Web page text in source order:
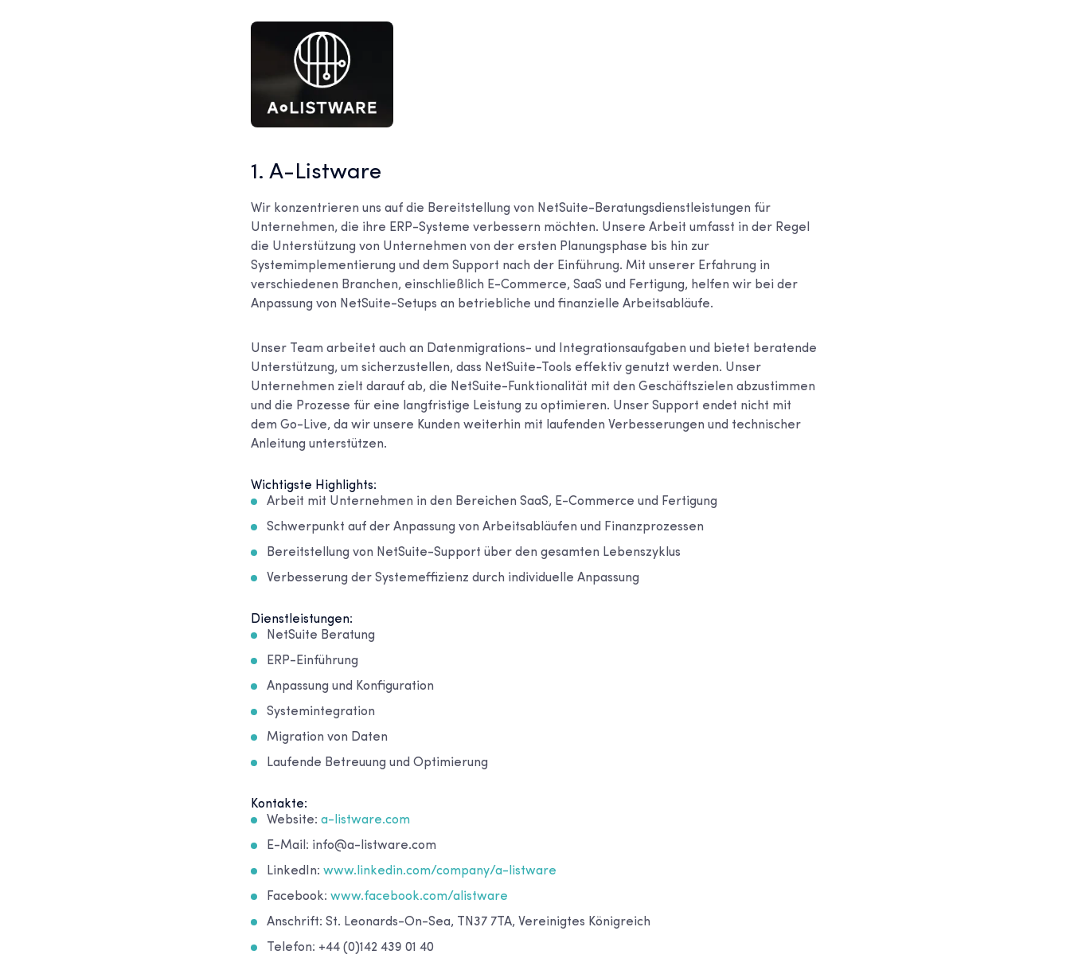
1. A-Listware
Wir konzentrieren uns auf die Bereitstellung von NetSuite-Beratungsdienstleistungen für
Unternehmen, die ihre ERP-Systeme verbessern möchten. Unsere Arbeit umfasst in der Regel
die Unterstützung von Unternehmen von der ersten Planungsphase bis hin zur
Systemimplementierung und dem Support nach der Einführung. Mit unserer Erfahrung in
verschiedenen Branchen, einschließlich E-Commerce, SaaS und Fertigung, helfen wir bei der
Anpassung von NetSuite-Setups an betriebliche und finanzielle Arbeitsabläufe.
Unser Team arbeitet auch an Datenmigrations- und Integrationsaufgaben und bietet beratende
Unterstützung, um sicherzustellen, dass NetSuite-Tools effektiv genutzt werden. Unser
Unternehmen zielt darauf ab, die NetSuite-Funktionalität mit den Geschäftszielen abzustimmen
und die Prozesse für eine langfristige Leistung zu optimieren. Unser Support endet nicht mit
dem Go-Live, da wir unsere Kunden weiterhin mit laufenden Verbesserungen und technischer
Anleitung unterstützen.
Wichtigste Highlights:
Arbeit mit Unternehmen in den Bereichen SaaS, E-Commerce und Fertigung
Schwerpunkt auf der Anpassung von Arbeitsabläufen und Finanzprozessen
Bereitstellung von NetSuite-Support über den gesamten Lebenszyklus
Verbesserung der Systemeffizienz durch individuelle Anpassung
Dienstleistungen:
NetSuite Beratung
ERP-Einführung
Anpassung und Konfiguration
Systemintegration
Migration von Daten
Laufende Betreuung und Optimierung
Kontakte:
Website: a-listware.com
E-Mail: info@a-listware.com
LinkedIn: www.linkedin.com/company/a-listware
Facebook: www.facebook.com/alistware
Anschrift: St. Leonards-On-Sea, TN37 7TA, Vereinigtes Königreich
Telefon: +44 (0)142 439 01 40